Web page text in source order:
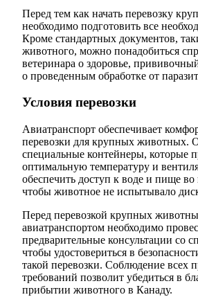
Перед тем как начать перевозку
необходимо подготовить все
Кроме стандартных документов,
животного, можно понадобиться
ветеринара о здоровье,
о проведенным обработке от
Условия перевозки
Авиатранспорт обеспечивает
перевозки для крупных животных.
специальные контейнеры, которые
оптимальную температуру и
обеспечить доступ к воде и пище во
чтобы животное не испытывало
Перед перевозкой крупных
авиатранспортом необходимо
предварительные консультации со
чтобы удостовериться в
такой перевозки. Соблюдение всех
требований позволит убедиться в
прибытии животного в Канаду.